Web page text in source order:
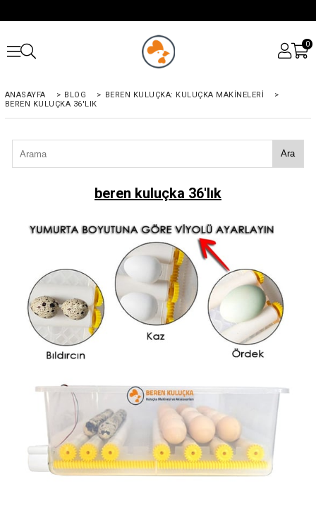
0
ANASAYFA > BLOG > BEREN KULUÇKA: KULUÇKA MAKINELERI
>
BEREN KULUÇKA 36'LIK
Ara
beren kuluçka 36'lık